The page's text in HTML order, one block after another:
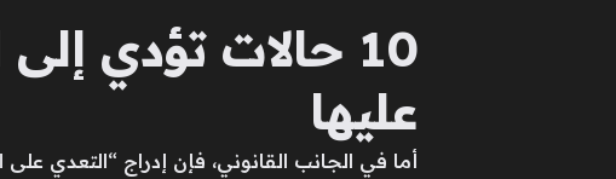
10 حالات تؤدي
عليها
​أما في الجانب القانوني، فإن إدراج “التعدي